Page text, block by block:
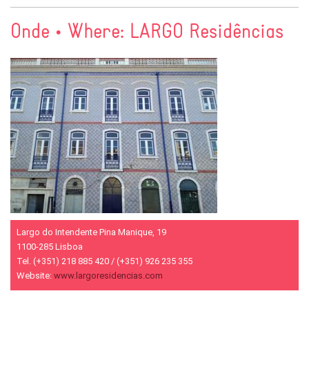
Onde • Where: LARGO Residências
Largo do Intendente Pina Manique, 19
1100-285 Lisboa
Tel. (+351) 218 885 420 / (+351) 926 235 355
Website: www.largoresidencias.com